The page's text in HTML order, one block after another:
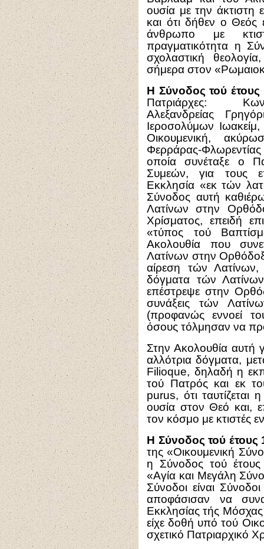
ουσία με την άκτιστη
και ότι δήθεν ο Θεός
άνθρωπο με
πραγματικότητα η
σχολαστική
σήμερα στον
Η Σύνοδος τού έτους
Πατριάρχες:
Αλεξανδρείας
Ιεροσολύμων
Οικουμενική,
Φερράρας-
οποία συνέταξε ο
Συμεών, για τους
Εκκλησία «εκ τών
Σύνοδος αυτή
Λατίνων στην
Χρίσματος, επειδή
«τύπος τού
Ακολουθία που
Λατίνων στην
αίρεση τών Λατίνων,
δόγματα τών
επέστρεψε στην
συνάξεις τών
(προφανώς εννοεί
όσους τόλμησαν να
Στην Ακολουθία αυτή
αλλότρια δόγματα,
Filioque, δηλαδή η
τού Πατρός και εκ
purus, ότι ταυτίζεται
ουσία στον Θεό και,
τον κόσμο με κτιστές
Η Σύνοδος τού έτους
της «Οικουμενική
η Σύνοδος τού
«Αγία και Μεγάλη
Σύνοδοι είναι
αποφάσισαν να
Εκκλησίας τής Μόσχας
είχε δοθή υπό τού
σχετικό Πατριαρχικό